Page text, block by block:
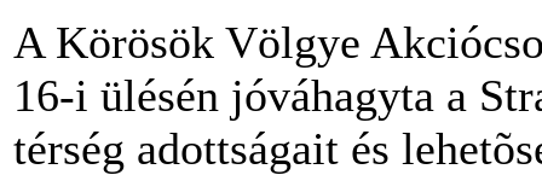
A Körösök Völgye
16-i ülésén jóváhagyta a
térség adottságait és